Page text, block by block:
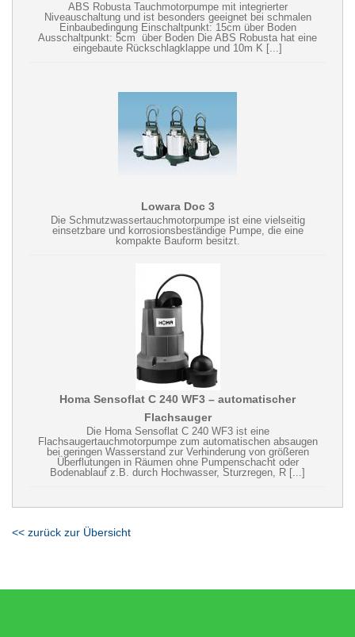
ABS Robusta Tauchmotorpumpe mit integrierter
Niveauschaltung und ist besonders geeignet bei schmalen
Einbaubedingung Einschaltpunkt: 15cm über Boden
Ausschaltpunkt: 5cm über Boden Die ABS Robusta hat eine
eingebaute Rückschlagklappe und 10m K [...]
Lowara Doc 3
Die Schmutzwassertauchmotorpumpe ist eine vielseitig
einsetzbare und korrosionsbeständige Pumpe, die eine
kompakte Bauform besitzt.
Homa Sensoflat C 240 WF3 – automatischer
Flachsauger
Die Homa Sensoflat C 240 WF3 ist eine
Flachsaugertauchmotorpumpe zum automatischen absaugen
bei geringen Wasserstand zur Verhinderung von größeren
Überflutungen in Räumen ohne Pumpenschacht oder
Bodenablauf z.B. durch Hochwasser, Sturzregen, R [...]
<< zurück zur Übersicht